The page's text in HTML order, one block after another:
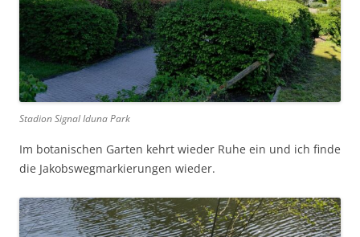
Stadion Signal Iduna Park
Im botanischen Garten kehrt wieder Ruhe ein und ich finde
die Jakobswegmarkierungen wieder.